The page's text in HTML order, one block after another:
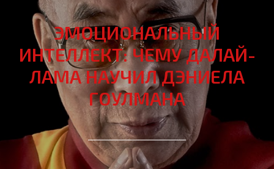
ЭМОЦИОНАЛЬНЫЙ
ИНТЕЛЛЕКТ: ЧЕМУ ДАЛАЙ-
ЛАМА НАУЧИЛ ДЭНИЕЛА
ГОУЛМАНА